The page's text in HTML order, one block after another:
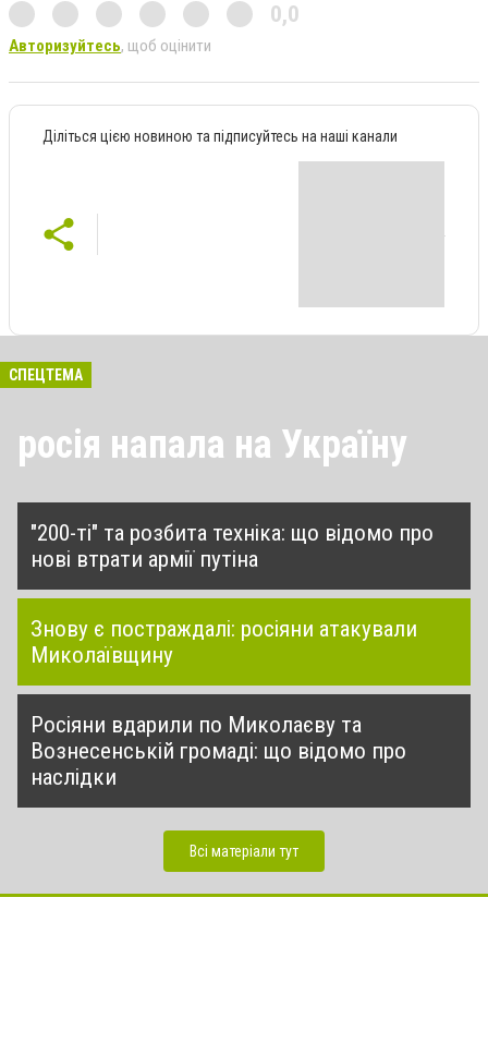
0,0
Авторизуйтесь, щоб оцінити
Діліться цією новиною та підписуйтесь на наші канали
СПЕЦТЕМА
росія напала на Україну
"200-ті" та розбита техніка: що відомо про
нові втрати армії путіна
Знову є постраждалі: росіяни атакували
Миколаївщину
Росіяни вдарили по Миколаєву та
Вознесенській громаді: що відомо про
наслідки
Всі матеріали тут